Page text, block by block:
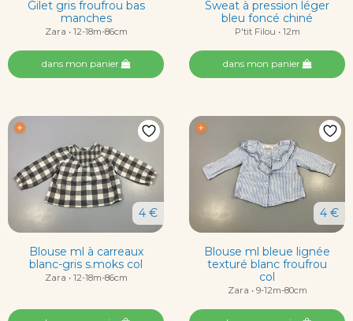
Gilet gris froufrou bas
manches
Zara • 12-18m-86cm
dans mon panier
Sweat à pression léger
bleu foncé chiné
P'tit Filou • 12m
dans mon panier
4 €
Blouse ml à carreaux
blanc-gris s.moks col
Zara • 12-18m-86cm
4 €
Blouse ml bleue lignée
texturé blanc froufrou
col
Zara • 9-12m-80cm